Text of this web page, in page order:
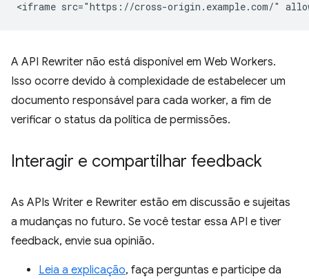
A API Rewriter não está disponível em Web Workers.
Isso ocorre devido à complexidade de estabelecer um
documento responsável para cada worker, a fim de
verificar o status da política de permissões.
Interagir e compartilhar feedback
As APIs Writer e Rewriter estão em discussão e sujeitas
a mudanças no futuro. Se você testar essa API e tiver
feedback, envie sua opinião.
Leia a explicação, faça perguntas e participe da